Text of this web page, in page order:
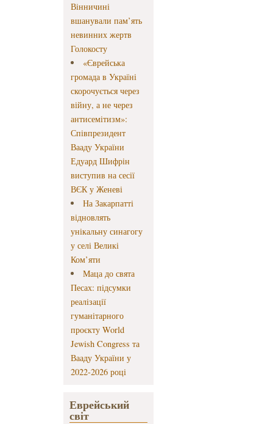
Вінничині
вшанували пам’ять
невинних жертв
Голокосту
«Єврейська
громада в Україні
скорочується через
війну, а не через
антисемітизм»:
Співпрезидент
Вааду України
Едуард Шифрін
виступив на сесії
ВЄК у Женеві
На Закарпатті
відновлять
унікальну синагогу
у селі Великі
Ком’яти
Маца до свята
Песах: підсумки
реалізації
гуманітарного
проєкту World
Jewish Congress та
Вааду України у
2022-2026 році
Еврейський
світ